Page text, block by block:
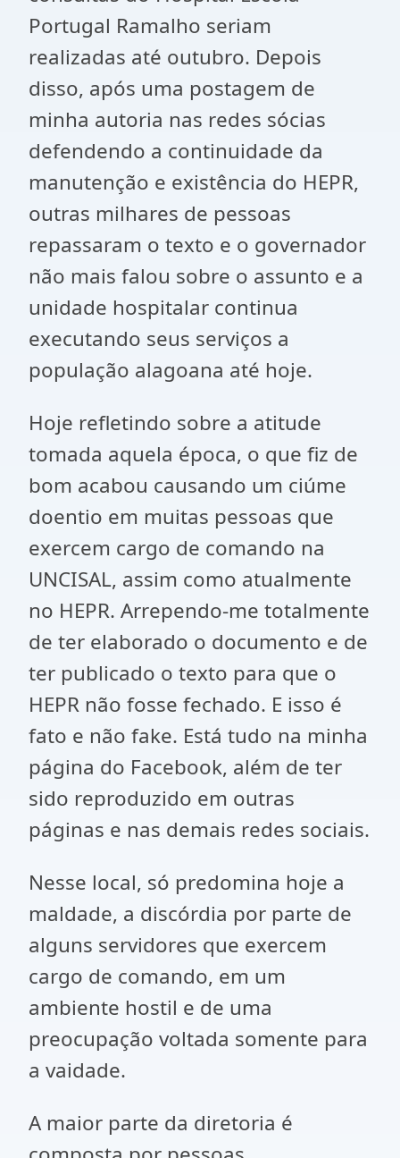
Portugal Ramalho seriam
realizadas até outubro. Depois
disso, após uma postagem de
minha autoria nas redes sócias
defendendo a continuidade da
manutenção e existência do HEPR,
outras milhares de pessoas
repassaram o texto e o governador
não mais falou sobre o assunto e a
unidade hospitalar continua
executando seus serviços a
população alagoana até hoje.
Hoje refletindo sobre a atitude
tomada aquela época, o que fiz de
bom acabou causando um ciúme
doentio em muitas pessoas que
exercem cargo de comando na
UNCISAL, assim como atualmente
no HEPR. Arrependo-me totalmente
de ter elaborado o documento e de
ter publicado o texto para que o
HEPR não fosse fechado. E isso é
fato e não fake. Está tudo na minha
página do Facebook, além de ter
sido reproduzido em outras
páginas e nas demais redes sociais.
Nesse local, só predomina hoje a
maldade, a discórdia por parte de
alguns servidores que exercem
cargo de comando, em um
ambiente hostil e de uma
preocupação voltada somente para
a vaidade.
A maior parte da diretoria é